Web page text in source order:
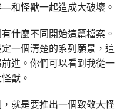
和怪獸一起造成大破壞。
什麼不同開始這篇檔案。
一個清楚的系列願景，這
進。你們可以看到我從一
獸。
就是要推出一個致敬大怪